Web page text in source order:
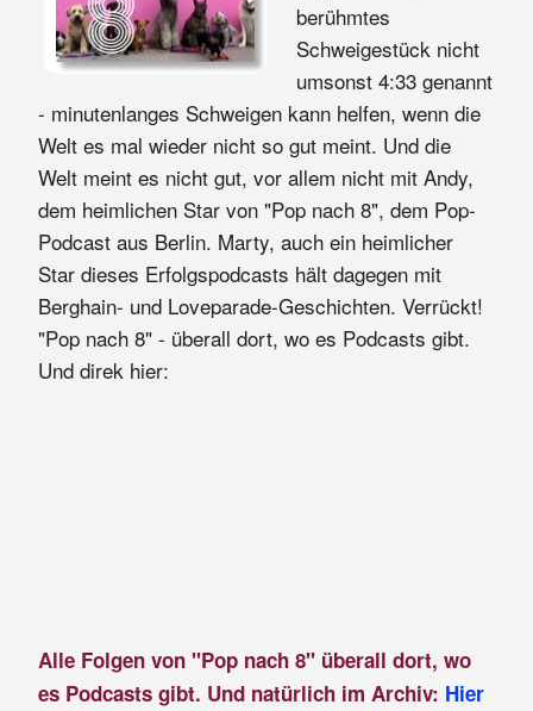
berühmtes
Schweigestück nicht
umsonst 4:33 genannt
- minutenlanges Schweigen kann helfen, wenn die
Welt es mal wieder nicht so gut meint. Und die
Welt meint es nicht gut, vor allem nicht mit Andy,
dem heimlichen Star von "Pop nach 8", dem Pop-
Podcast aus Berlin. Marty, auch ein heimlicher
Star dieses Erfolgspodcasts hält dagegen mit
Berghain- und Loveparade-Geschichten. Verrückt!
"Pop nach 8" - überall dort, wo es Podcasts gibt.
Und direk hier:
Alle Folgen von "Pop nach 8" überall dort, wo
es Podcasts gibt. Und natürlich im Archiv: Hier